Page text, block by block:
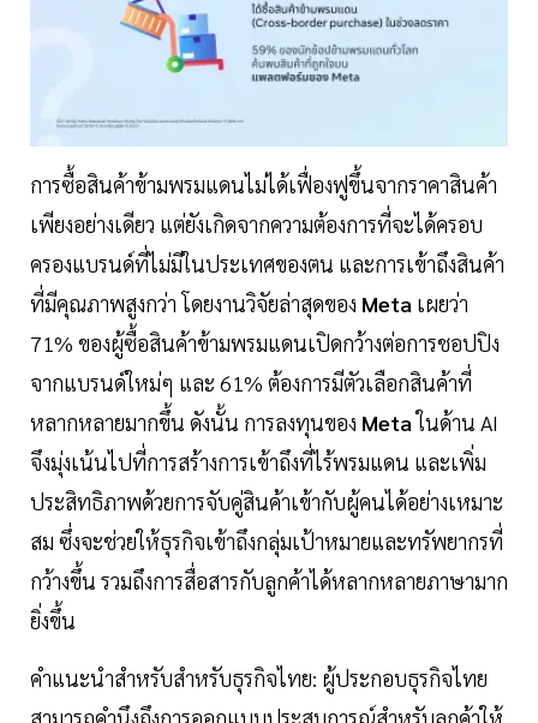
การซื้อสินค้าข้ามพรมแดนไม่ได้เฟื่องฟูขึ้นจากราคาสินค้า
เพียงอย่างเดียว แต่ยังเกิดจากความต้องการที่จะได้ครอบ
ครองแบรนด์ที่ไม่มีในประเทศของตน และการเข้าถึงสินค้า
ที่มีคุณภาพสูงกว่า โดยงานวิจัยล่าสุดของ Meta เผยว่า
71% ของผู้ซื้อสินค้าข้ามพรมแดนเปิดกว้างต่อการชอปปิง
จากแบรนด์ใหม่ๆ และ 61% ต้องการมีตัวเลือกสินค้าที่
หลากหลายมากขึ้น ดังนั้น การลงทุนของ Metaในด้าน AI
จึงมุ่งเน้นไปที่การสร้างการเข้าถึงที่ไร้พรมแดน และเพิ่ม
ประสิทธิภาพด้วยการจับคู่สินค้าเข้ากับผู้คนได้อย่างเหมาะ
สม ซึ่งจะช่วยให้ธุรกิจเข้าถึงกลุ่มเป้าหมายและทรัพยากรที่
กว้างขึ้น รวมถึงการสื่อสารกับลูกค้าได้หลากหลายภาษามาก
ยิ่งขึ้น
คำแนะนำสำหรับสำหรับธุรกิจไทย: ผู้ประกอบธุรกิจไทย
สามารถคำนึงถึงการออกแบบประสบการณ์สำหรับลูกค้าให้